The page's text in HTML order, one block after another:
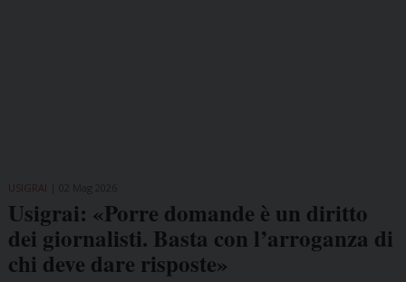
USIGRAI
Usigrai: «Porre domande è un diritto
dei giornalisti. Basta con l’arroganza di
chi deve dare risposte»